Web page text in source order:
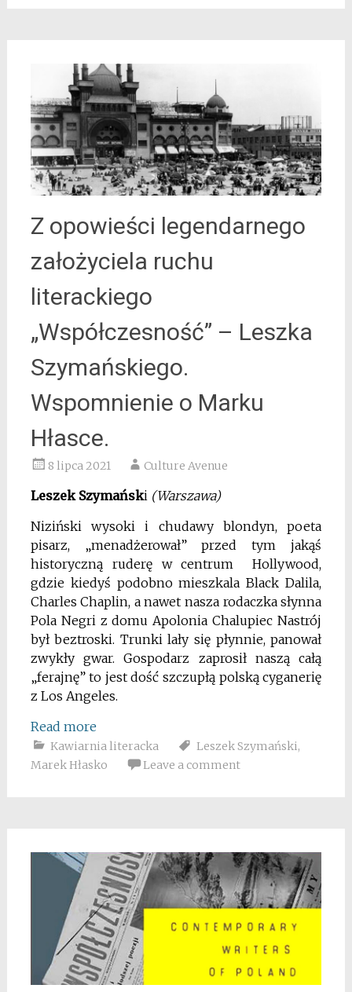
Z opowieści legendarnego
założyciela ruchu
literackiego
„Współczesność” – Leszka
Szymańskiego.
Wspomnienie o Marku
Hłasce.
8 lipca 2021 Culture Avenue
Leszek Szymański (Warszawa)
Niziński wysoki i chudawy blondyn, poeta
pisarz, „menadżerował” przed tym jakąś
historyczną ruderę w centrum Hollywood,
gdzie kiedyś podobno mieszkala Black Dalila,
Charles Chaplin, a nawet nasza rodaczka słynna
Pola Negri z domu Apolonia Chalupiec Nastrój
był beztroski. Trunki lały się płynnie, panował
zwykły gwar. Gospodarz zaprosił naszą całą
„ferajnę” to jest dość szczupłą polską cyganerię
z Los Angeles.
Read more
Kawiarnia literacka Leszek Szymański,
Marek Hłasko
Leave a comment